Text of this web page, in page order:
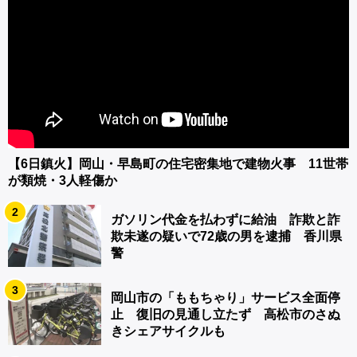
【6日鎮火】岡山・早島町の住宅密集地で建物火事 11世帯
が類焼・3人軽傷か
2
ガソリン代金を払わずに給油 詐欺と詐
欺未遂の疑いで72歳の男を逮捕 香川県
警
3
岡山市の「ももちゃり」サービス全面停
止 復旧の見通し立たず 高松市のさぬ
きシェアサイクルも